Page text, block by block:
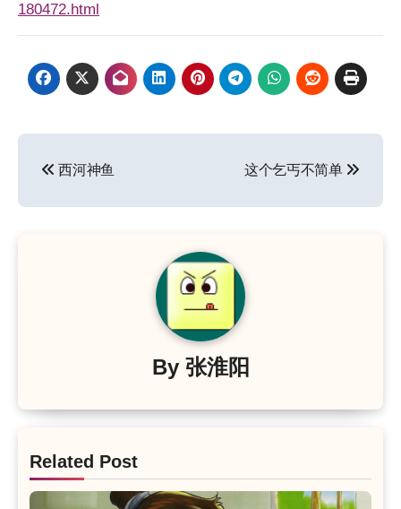
180472.html
西河神鱼 这个乞丐不简单
By 张淮阳
Related Post